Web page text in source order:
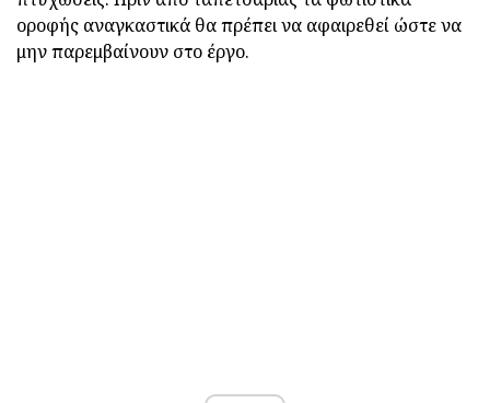
οροφής αναγκαστικά θα πρέπει να αφαιρεθεί ώστε να
μην παρεμβαίνουν στο έργο.